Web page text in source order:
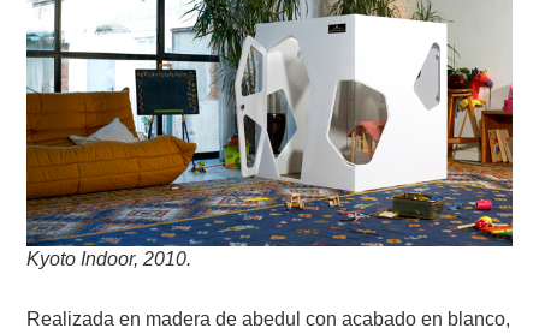
Kyoto Indoor, 2010.
Realizada en madera de abedul con acabado en blanco,